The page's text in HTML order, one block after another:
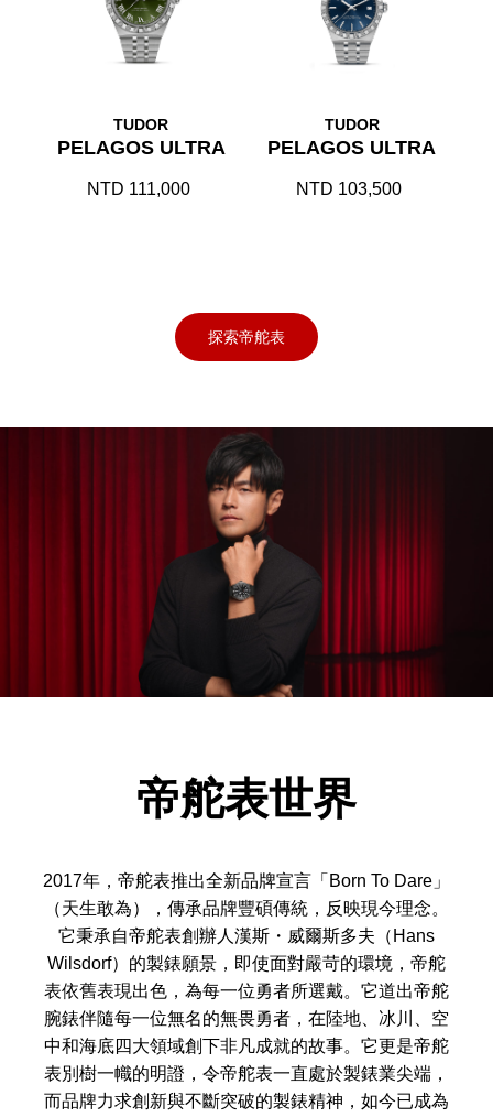
TUDOR
PELAGOS ULTRA
NTD 111,000
TUDOR
PELAGOS ULTRA
NTD 103,500
探索帝舵表
帝舵表世界
2017年，帝舵表推出全新品牌宣言「Born To Dare」
（天生敢為），傳承品牌豐碩傳統，反映現今理念。
它秉承自帝舵表創辦人漢斯・威爾斯多夫（Hans
Wilsdorf）的製錶願景，即使面對嚴苛的環境，帝舵
表依舊表現出色，為每一位勇者所選戴。它道出帝舵
腕錶伴隨每一位無名的無畏勇者，在陸地、冰川、空
中和海底四大領域創下非凡成就的故事。它更是帝舵
表別樹一幟的明證，令帝舵表一直處於製錶業尖端，
而品牌力求創新與不斷突破的製錶精神，如今已成為